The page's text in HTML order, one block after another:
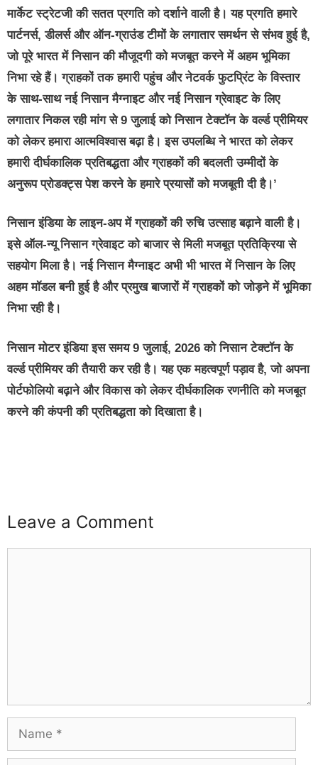
मार्केट स्ट्रेटजी की सतत प्रगति को दर्शाने वाली है। यह प्रगति हमारे
पार्टनर्स, डीलर्स और ऑन-ग्राउंड टीमों के लगातार समर्थन से संभव हुई है,
जो पूरे भारत में निसान की मौजूदगी को मजबूत करने में अहम भूमिका
निभा रहे हैं। ग्राहकों तक हमारी पहुंच और नेटवर्क फुटप्रिंट के विस्तार
के साथ-साथ नई निसान मैग्नाइट और नई निसान ग्रेवाइट के लिए
लगातार निकल रही मांग से 9 जुलाई को निसान टेक्टॉन के वर्ल्ड प्रीमियर
को लेकर हमारा आत्मविश्वास बढ़ा है। इस उपलब्धि ने भारत को लेकर
हमारी दीर्घकालिक प्रतिबद्धता और ग्राहकों की बदलती उम्मीदों के
अनुरूप प्रोडक्ट्स पेश करने के हमारे प्रयासों को मजबूती दी है।’
निसान इंडिया के लाइन-अप में ग्राहकों की रुचि उत्साह बढ़ाने वाली है।
इसे ऑल-न्यू निसान ग्रेवाइट को बाजार से मिली मजबूत प्रतिक्रिया से
सहयोग मिला है। नई निसान मैग्नाइट अभी भी भारत में निसान के लिए
अहम मॉडल बनी हुई है और प्रमुख बाजारों में ग्राहकों को जोड़ने में भूमिका
निभा रही है।
निसान मोटर इंडिया इस समय 9 जुलाई, 2026 को निसान टेक्टॉन के
वर्ल्ड प्रीमियर की तैयारी कर रही है। यह एक महत्वपूर्ण पड़ाव है, जो अपना
पोर्टफोलियो बढ़ाने और विकास को लेकर दीर्घकालिक रणनीति को मजबूत
करने की कंपनी की प्रतिबद्धता को दिखाता है।
Leave a Comment